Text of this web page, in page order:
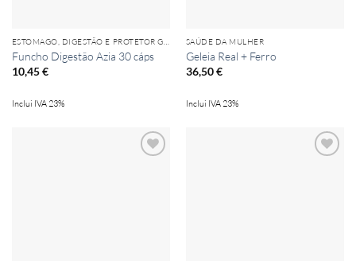
ESTOMAGO, DIGESTÃO E PROTETOR GÁSTRICO
Funcho Digestão Azia 30 cáps
10,45€
Inclui IVA 23%
SAÚDE DA MULHER
Geleia Real + Ferro
36,50€
Inclui IVA 23%